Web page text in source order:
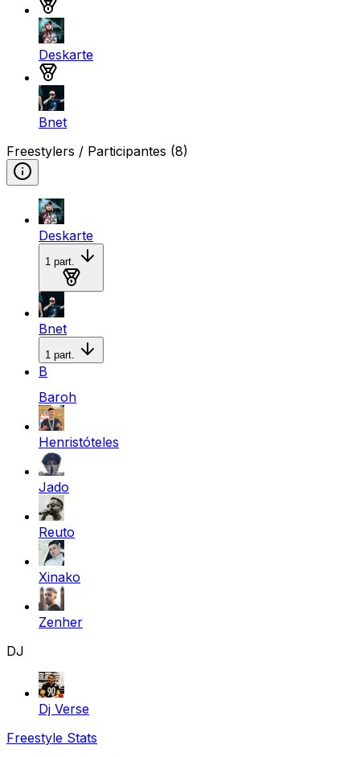
Deskarte
Bnet
Freestylers / Participantes (8)
Deskarte
1 part.
Medalla de oro
Bnet
1 part.
B
Baroh
Henristóteles
Jado
Reuto
Xinako
Zenher
DJ
Dj Verse
Freestyle Stats